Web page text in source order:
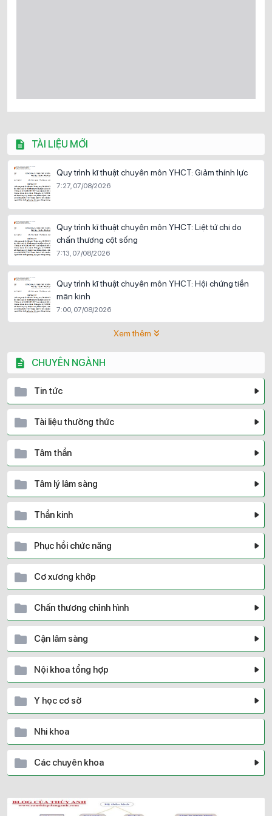
TÀI LIỆU MỚI
Quy trình kĩ thuật chuyên môn YHCT: Giảm thính lực
7:27, 07/08/2026
Quy trình kĩ thuật chuyên môn YHCT: Liệt tứ chi do
chấn thương cột sống
7:13, 07/08/2026
Quy trình kĩ thuật chuyên môn YHCT: Hội chứng tiền
mãn kinh
7:00, 07/08/2026
Xem thêm
CHUYÊN NGÀNH
Tin tức
Tài liệu thường thức
Tâm thần
Tâm lý lâm sàng
Thần kinh
Phục hồi chức năng
Cơ xương khớp
Chấn thương chỉnh hình
Cận lâm sàng
Nội khoa tổng hợp
Y học cơ sở
Nhi khoa
Các chuyên khoa